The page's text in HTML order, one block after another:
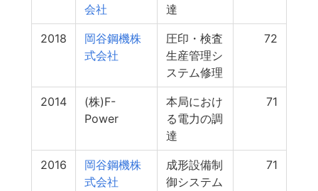
会社
達
2018
岡谷鋼機株
式会社
圧印・検査
生産管理シ
ステム修理
72
2014
(株)F-
Power
本局におけ
る電力の調
達
71
2016
岡谷鋼機株
式会社
成形設備制
御システム
71